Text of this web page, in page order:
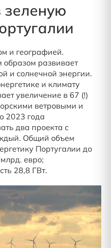
зеленую
и географией.
развивает
и солнечной энергии.
и климату
увеличение в 67 (!)
ветровыми и
2023 года
два проекта с
Общий объем
Португалии до
евро;
28,8 ГВт.